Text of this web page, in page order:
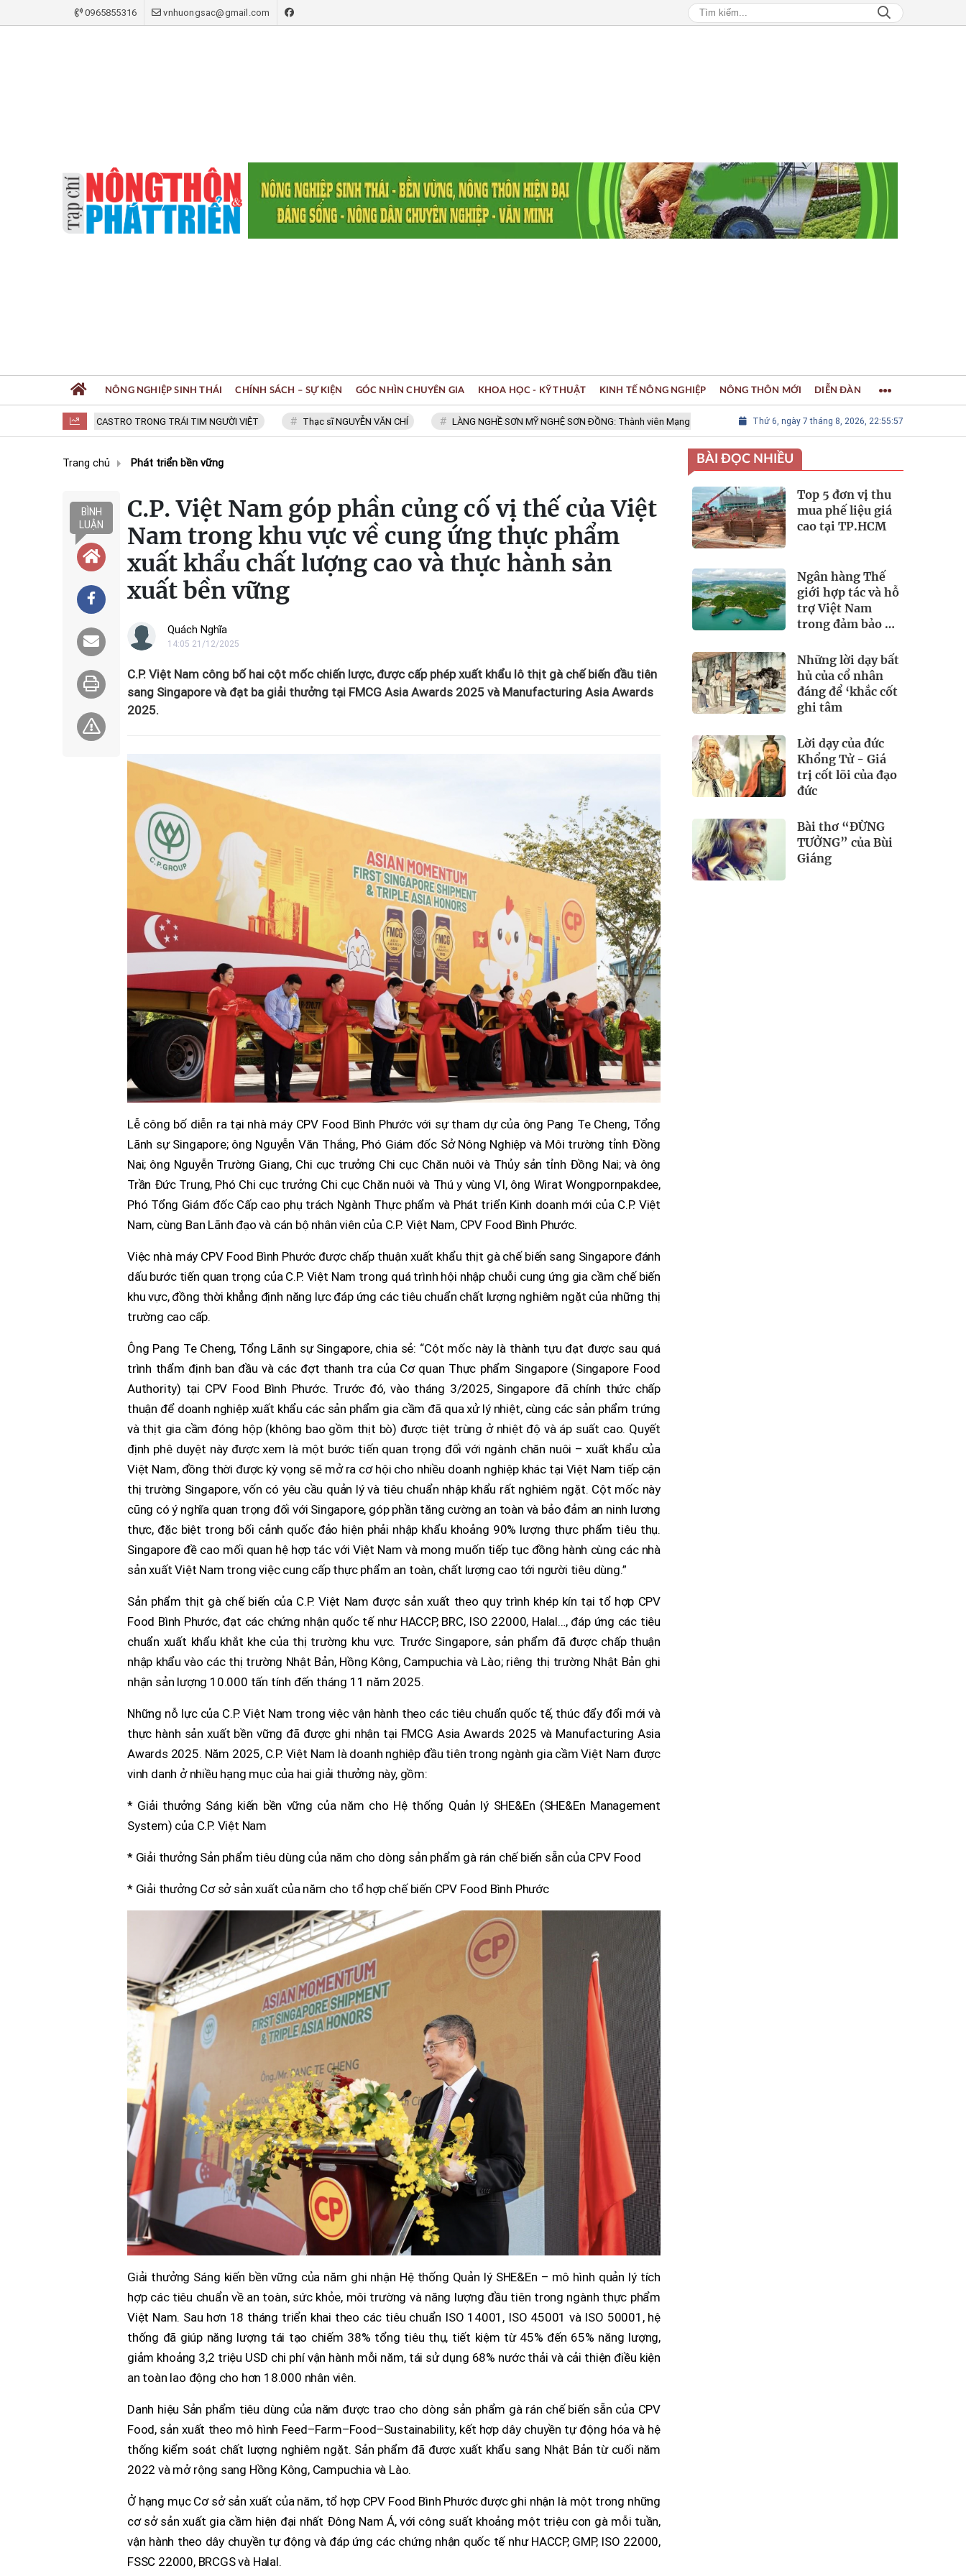
0965855316 vnhuongsac@gmail.com
FIDEL CASTRO TRONG TRÁI TIM NGƯỜI VIỆT Thạc sĩ NGUYỄN VĂN CHÍ LÀNG NGHỀ SƠN MỸ NGHỆ SƠN ĐỒNG: Thành viên Mạng lưới các Thành phố Thủ công sáng tạo Thế giới
Thứ 6, ngày 7 tháng 8, 2026, 22:55:58
NÔNG NGHIỆP SINH THÁI CHÍNH SÁCH – SỰ KIỆN GÓC NHÌN CHUYÊN GIA KHOA HỌC - KỸ THUẬT KINH TẾ NÔNG NGHIỆP NÔNG THÔN MỚI DIỄN ĐÀN
Trang chủ Phát triển bền vững
BÌNH
LUẬN
C.P. Việt Nam góp phần củng cố vị thế của Việt
Nam trong khu vực về cung ứng thực phẩm
xuất khẩu chất lượng cao và thực hành sản
xuất bền vững
Quách Nghĩa
14:05 21/12/2025
C.P. Việt Nam công bố hai cột mốc chiến lược, được cấp phép xuất khẩu lô thịt gà chế biến đầu tiên
sang Singapore và đạt ba giải thưởng tại FMCG Asia Awards 2025 và Manufacturing Asia Awards
2025.
Lễ công bố diễn ra tại nhà máy CPV Food Bình Phước với sự tham dự của ông Pang Te Cheng, Tổng
Lãnh sự Singapore; ông Nguyễn Văn Thắng, Phó Giám đốc Sở Nông Nghiệp và Môi trường tỉnh Đồng
Nai; ông Nguyễn Trường Giang, Chi cục trưởng Chi cục Chăn nuôi và Thủy sản tỉnh Đồng Nai; và ông
Trần Đức Trung, Phó Chi cục trưởng Chi cục Chăn nuôi và Thú y vùng VI, ông Wirat Wongpornpakdee,
Phó Tổng Giám đốc Cấp cao phụ trách Ngành Thực phẩm và Phát triển Kinh doanh mới của C.P. Việt
Nam, cùng Ban Lãnh đạo và cán bộ nhân viên của C.P. Việt Nam, CPV Food Bình Phước.
Việc nhà máy CPV Food Bình Phước được chấp thuận xuất khẩu thịt gà chế biến sang Singapore đánh
dấu bước tiến quan trọng của C.P. Việt Nam trong quá trình hội nhập chuỗi cung ứng gia cầm chế biến
khu vực, đồng thời khẳng định năng lực đáp ứng các tiêu chuẩn chất lượng nghiêm ngặt của những thị
trường cao cấp.
Ông Pang Te Cheng, Tổng Lãnh sự Singapore, chia sẻ: “Cột mốc này là thành tựu đạt được sau quá
trình thẩm định ban đầu và các đợt thanh tra của Cơ quan Thực phẩm Singapore (Singapore Food
Authority) tại CPV Food Bình Phước. Trước đó, vào tháng 3/2025, Singapore đã chính thức chấp
thuận để doanh nghiệp xuất khẩu các sản phẩm gia cầm đã qua xử lý nhiệt, cùng các sản phẩm trứng
và thịt gia cầm đóng hộp (không bao gồm thịt bò) được tiệt trùng ở nhiệt độ và áp suất cao. Quyết
định phê duyệt này được xem là một bước tiến quan trọng đối với ngành chăn nuôi – xuất khẩu của
Việt Nam, đồng thời được kỳ vọng sẽ mở ra cơ hội cho nhiều doanh nghiệp khác tại Việt Nam tiếp cận
thị trường Singapore, vốn có yêu cầu quản lý và tiêu chuẩn nhập khẩu rất nghiêm ngặt. Cột mốc này
cũng có ý nghĩa quan trọng đối với Singapore, góp phần tăng cường an toàn và bảo đảm an ninh lương
thực, đặc biệt trong bối cảnh quốc đảo hiện phải nhập khẩu khoảng 90% lượng thực phẩm tiêu thụ.
Singapore đề cao mối quan hệ hợp tác với Việt Nam và mong muốn tiếp tục đồng hành cùng các nhà
sản xuất Việt Nam trong việc cung cấp thực phẩm an toàn, chất lượng cao tới người tiêu dùng.”
Sản phẩm thịt gà chế biến của C.P. Việt Nam được sản xuất theo quy trình khép kín tại tổ hợp CPV
Food Bình Phước, đạt các chứng nhận quốc tế như HACCP, BRC, ISO 22000, Halal…, đáp ứng các tiêu
chuẩn xuất khẩu khắt khe của thị trường khu vực. Trước Singapore, sản phẩm đã được chấp thuận
nhập khẩu vào các thị trường Nhật Bản, Hồng Kông, Campuchia và Lào; riêng thị trường Nhật Bản ghi
nhận sản lượng 10.000 tấn tính đến tháng 11 năm 2025.
Những nỗ lực của C.P. Việt Nam trong việc vận hành theo các tiêu chuẩn quốc tế, thúc đẩy đổi mới và
thực hành sản xuất bền vững đã được ghi nhận tại FMCG Asia Awards 2025 và Manufacturing Asia
Awards 2025. Năm 2025, C.P. Việt Nam là doanh nghiệp đầu tiên trong ngành gia cầm Việt Nam được
vinh danh ở nhiều hạng mục của hai giải thưởng này, gồm:
* Giải thưởng Sáng kiến bền vững của năm cho Hệ thống Quản lý SHE&En (SHE&En Management
System) của C.P. Việt Nam
* Giải thưởng Sản phẩm tiêu dùng của năm cho dòng sản phẩm gà rán chế biến sẵn của CPV Food
* Giải thưởng Cơ sở sản xuất của năm cho tổ hợp chế biến CPV Food Bình Phước
Giải thưởng Sáng kiến bền vững của năm ghi nhận Hệ thống Quản lý SHE&En – mô hình quản lý tích
hợp các tiêu chuẩn về an toàn, sức khỏe, môi trường và năng lượng đầu tiên trong ngành thực phẩm
Việt Nam. Sau hơn 18 tháng triển khai theo các tiêu chuẩn ISO 14001, ISO 45001 và ISO 50001, hệ
thống đã giúp năng lượng tái tạo chiếm 38% tổng tiêu thụ, tiết kiệm từ 45% đến 65% năng lượng,
giảm khoảng 3,2 triệu USD chi phí vận hành mỗi năm, tái sử dụng 68% nước thải và cải thiện điều kiện
an toàn lao động cho hơn 18.000 nhân viên.
Danh hiệu Sản phẩm tiêu dùng của năm được trao cho dòng sản phẩm gà rán chế biến sẵn của CPV
Food, sản xuất theo mô hình Feed–Farm–Food–Sustainability, kết hợp dây chuyền tự động hóa và hệ
thống kiểm soát chất lượng nghiêm ngặt. Sản phẩm đã được xuất khẩu sang Nhật Bản từ cuối năm
2022 và mở rộng sang Hồng Kông, Campuchia và Lào.
Ở hạng mục Cơ sở sản xuất của năm, tổ hợp CPV Food Bình Phước được ghi nhận là một trong những
cơ sở sản xuất gia cầm hiện đại nhất Đông Nam Á, với công suất khoảng một triệu con gà mỗi tuần,
vận hành theo dây chuyền tự động và đáp ứng các chứng nhận quốc tế như HACCP, GMP, ISO 22000,
FSSC 22000, BRCGS và Halal.
BÀI ĐỌC NHIỀU
Top 5 đơn vị thu
mua phế liệu giá
cao tại TP.HCM
Ngân hàng Thế
giới hợp tác và hỗ
trợ Việt Nam
trong đảm bảo an
Những lời dạy bất
hủ của cổ nhân
đáng để ‘khắc cốt
ghi tâm
Lời dạy của đức
Khổng Tử - Giá
trị cốt lõi của đạo
đức
Bài thơ “ĐỪNG
TƯỞNG” của Bùi
Giáng